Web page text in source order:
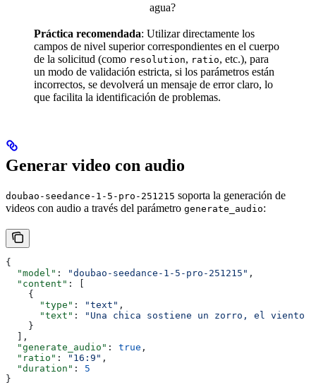
agua?
Práctica recomendada: Utilizar directamente los
campos de nivel superior correspondientes en el cuerpo
de la solicitud (como resolution, ratio, etc.), para
un modo de validación estricta, si los parámetros están
incorrectos, se devolverá un mensaje de error claro, lo
que facilita la identificación de problemas.
Generar video con audio
doubao-seedance-1-5-pro-251215 soporta la generación de
videos con audio a través del parámetro generate_audio:
{
  "model"
: "doubao-seedance-1-5-pro-251215" ,
  "content"
: [
    {
      "type"
: "text" ,
      "text"
:
"Una chica sostiene un zorro, el viento
    }
  ],
  "generate_audio"
: true ,
  "ratio"
: "16:9" ,
  "duration"
: 5
}